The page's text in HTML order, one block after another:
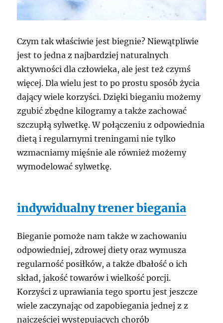
Czym tak właściwie jest biegnie? Niewątpliwie
jest to jedna z najbardziej naturalnych
aktywności dla człowieka, ale jest też czymś
więcej. Dla wielu jest to po prostu sposób życia
dający wiele korzyści. Dzięki bieganiu możemy
zgubić zbędne kilogramy a także zachować
szczupłą sylwetkę. W połączeniu z odpowiednia
dietą i regularnymi treningami nie tylko
wzmacniamy mięśnie ale również możemy
wymodelować sylwetkę.
indywidualny trener biegania
Bieganie pomoże nam także w zachowaniu
odpowiedniej, zdrowej diety oraz wymusza
regularność posiłków, a także dbałość o ich
skład, jakość towarów i wielkość porcji.
Korzyści z uprawiania tego sportu jest jeszcze
wiele zaczynając od zapobiegania jednej z z
najczęściej występujących chorób